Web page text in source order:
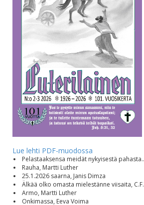
Lue lehti PDF-muodossa
Pelastaaksensa meidät nykyisestä
Rauha, Martti Luther
25.1.2026 saarna, Janis Dimza
Älkää olko omasta mielestänne viisaita,
Armo, Martti Luther
Onkimassa, Eeva Voima